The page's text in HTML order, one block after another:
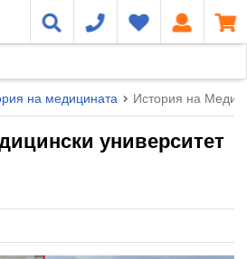
на медицината История на
университет